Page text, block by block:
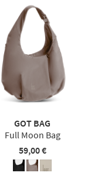
GOT BAG
Full Moon Bag
59,00 €